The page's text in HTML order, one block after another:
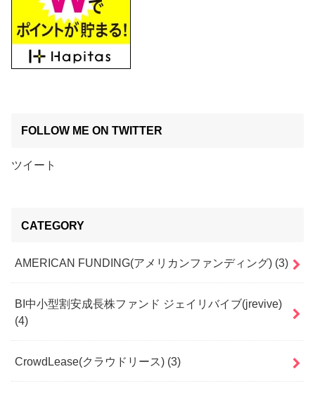
FOLLOW ME ON TWITTER
ツイート
CATEGORY
AMERICAN FUNDING(アメリカンファンディング) (3)
BI中小型割安成長株ファンド ジェイリバイブ(jrevive)
(4)
CrowdLease(クラウドリース) (3)